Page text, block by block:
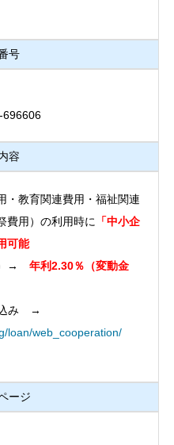
号
容
・教育関連費用・福祉関連
費用）の利用時に
「中小企
可能
）→ 年利2.30％ （変動金
込み →
loan/web_cooperation/
ージ